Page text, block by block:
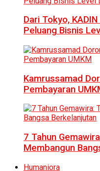
Dari Tokyo,
Peluang Bisnis
Kamrussamad
Pembayaran
7 Tahun
Membangun
Humaniora